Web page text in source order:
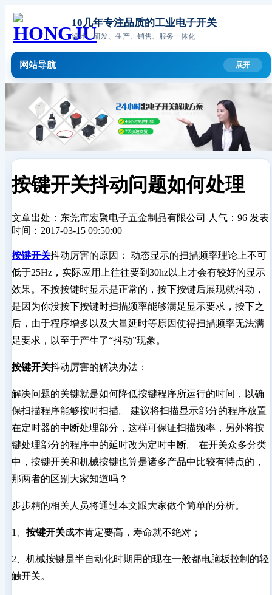
10几年专注品质的工业电子开关
设计、研发、生产、销售、服务一体化
网站导航
按键开关抖动问题如何处理
文章出处：东莞市宏聚电子五金制品有限公司 人气：96 发表
时间：2017-03-15 09:50:00
按键开关抖动厉害的原因： 动态显示的扫描频率理论上不可
低于25Hz，实际应用上往往要到30hz以上才会有较好的显示
效果。不按按键时显示是正常的，按下按键后展现就抖动，
是因为你没按下按键时扫描频率能够满足显示要求，按下之
后，由于程序增多以及大量延时等原因使得扫描频率无法满
足要求，以至于产生了“抖动”现象。
按键开关抖动厉害的解决办法：
解决问题的关键就是如何降低按键程序所运行的时间，以确
保扫描程序能够按时扫描。 建议将扫描显示部分的程序放置
在定时器的中断处理部分，这样可保证扫描频率，另外将按
键处理部分的程序中的延时改为定时中断。 在开关众多分类
中，按键开关和机械按键也算是诸多产品中比较有特点的，
那两者的区别大家知道吗？
步步精的相关人员将通过本文跟大家做个简单的分析。
1、 按键开关成本肯定要高，寿命就不绝对；
2、机械按键是半自动化时期用的现在一般都电脑板控制的轻
触开关。